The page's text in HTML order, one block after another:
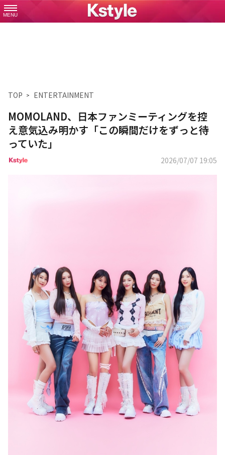
MENU
TOP ENTERTAINMENT
MOMOLAND、日本ファンミーティングを控
え意気込み明かす「この瞬間だけをずっと待
っていた」
2026/07/07 19:05